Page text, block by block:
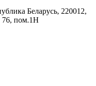
Беларусь, 220012,
76, пом.1Н